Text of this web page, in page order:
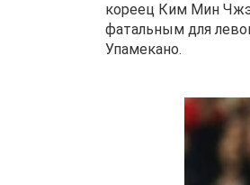
кореец Ким Мин
фатальным для
Упамекано.